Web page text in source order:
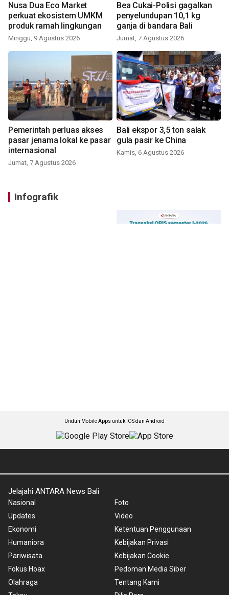
Nusa Dua Eco Market
perkuat ekosistem UMKM
produk ramah lingkungan
Minggu, 9 Agustus 2026
Bea Cukai-Polisi gagalkan
penyelundupan 10,1 kg
ganja di bandara Bali
Jumat, 7 Agustus 2026
Pemerintah perluas akses
pasar jenama lokal ke pasar
internasional
Jumat, 7 Agustus 2026
Bali ekspor 3,5 ton salak
gula pasir ke China
Kamis, 6 Agustus 2026
Infografik
Unduh Mobile Apps untuk iOS dan Android
Jelajahi ANTARA News Bali
Nasional
Updates
Ekonomi
Humaniora
Pariwisata
Fokus Hoax
Olahraga
Foto
Video
Ketentuan Penggunaan
Kebijakan Privasi
Kebijakan Cookie
Pedoman Media Siber
Tentang Kami